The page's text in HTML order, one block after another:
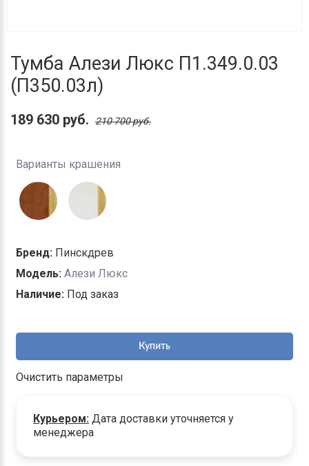
Тумба Алези Люкс П1.349.0.03
(П350.03л)
189 630 руб. 210 700 руб.
Варианты крашения
Бренд: Пинскдрев
Модель: Алези Люкс
Наличие: Под заказ
Купить
Очистить параметры
Курьером: Дата доставки уточняется у
менеджера